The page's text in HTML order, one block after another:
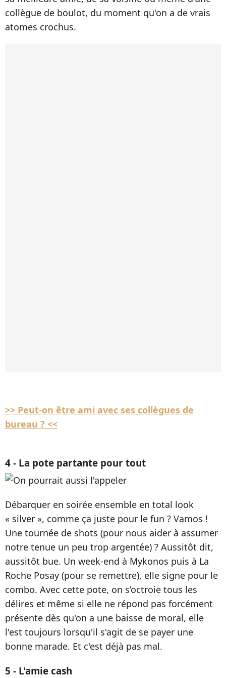
collègue de boulot, du moment qu'on a de vrais
atomes crochus.
>> Peut-on être ami avec ses collègues de
bureau ? <<
4 - La pote partante pour tout
Débarquer en soirée ensemble en total look
« silver », comme ça juste pour le fun ? Vamos !
Une tournée de shots (pour nous aider à assumer
notre tenue un peu trop argentée) ? Aussitôt dit,
aussitôt bue. Un week-end à Mykonos puis à La
Roche Posay (pour se remettre), elle signe pour le
combo. Avec cette pote, on s’octroie tous les
délires et même si elle ne répond pas forcément
présente dès qu'on a une baisse de moral, elle
l'est toujours lorsqu'il s'agit de se payer une
bonne marade. Et c'est déjà pas mal.
5 - L'amie cash